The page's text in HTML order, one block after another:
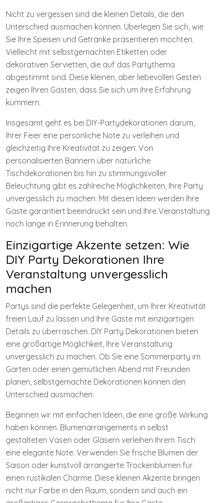
Nicht zu vergessen sind die kleinen Details, die den
Unterschied ausmachen können. Überlegen Sie sich, wie
Sie Ihre Speisen und Getränke präsentieren möchten.
Vielleicht mit selbstgemachten Etiketten oder
dekorativen Servietten, die auf das Partythema
abgestimmt sind. Diese kleinen, aber liebevollen Gesten
zeigen Ihren Gästen, dass Sie sich um ihre Erfahrung
kümmern.
Insgesamt geht es bei DIY-Partydekorationen darum,
Ihrer Feier eine persönliche Note zu verleihen und
gleichzeitig Ihre Kreativität zu zeigen. Von
personalisierten Bannern über natürliche
Tischdekorationen bis hin zu stimmungsvoller
Beleuchtung gibt es zahlreiche Möglichkeiten, Ihre Party
unvergesslich zu machen. Mit diesen Ideen werden Ihre
Gäste garantiert beeindruckt sein und Ihre Veranstaltung
noch lange in Erinnerung behalten.
Einzigartige Akzente setzen: Wie
DIY Party Dekorationen Ihre
Veranstaltung unvergesslich
machen
Partys sind die perfekte Gelegenheit, um Ihrer Kreativität
freien Lauf zu lassen und Ihre Gäste mit einzigartigen
Details zu überraschen. DIY Party Dekorationen bieten
eine großartige Möglichkeit, Ihre Veranstaltung
unvergesslich zu machen. Ob Sie eine Sommerparty im
Garten oder einen gemütlichen Abend mit Freunden
planen, selbstgemachte Dekorationen können den
Unterschied ausmachen.
Beginnen wir mit einfachen Ideen, die eine große Wirkung
haben können. Blumenarrangements in selbst
gestalteten Vasen oder Gläsern verleihen Ihrem Tisch
eine elegante Note. Verwenden Sie frische Blumen der
Saison oder kunstvoll arrangierte Trockenblumen für
einen rustikalen Charme. Diese kleinen Akzente bringen
nicht nur Farbe in den Raum, sondern sind auch ein